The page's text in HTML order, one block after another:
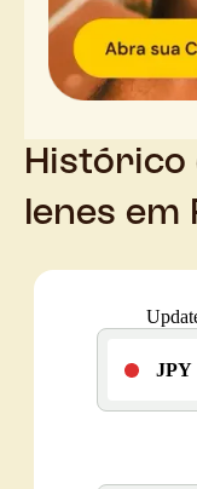
Histórico
Ienes em